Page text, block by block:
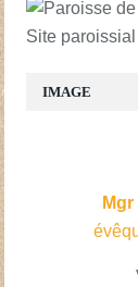
Site paroissial
IMAGE